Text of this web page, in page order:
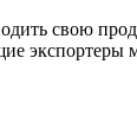
свою
экспортеры